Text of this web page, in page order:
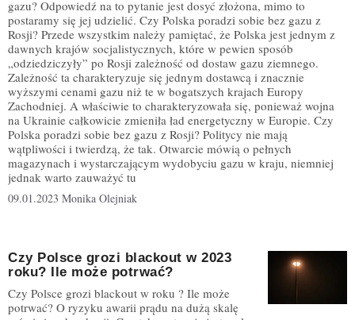
gazu? Odpowiedź na to pytanie jest dosyć złożona, mimo to
postaramy się jej udzielić. Czy Polska poradzi sobie bez gazu z
Rosji? Przede wszystkim należy pamiętać, że Polska jest jednym z
dawnych krajów socjalistycznych, które w pewien sposób
„odziedziczyły” po Rosji zależność od dostaw gazu ziemnego.
Zależność ta charakteryzuje się jednym dostawcą i znacznie
wyższymi cenami gazu niż te w bogatszych krajach Europy
Zachodniej. A właściwie to charakteryzowała się, ponieważ wojna
na Ukrainie całkowicie zmieniła ład energetyczny w Europie. Czy
Polska poradzi sobie bez gazu z Rosji? Politycy nie mają
wątpliwości i twierdzą, że tak. Otwarcie mówią o pełnych
magazynach i wystarczającym wydobyciu gazu w kraju, niemniej
jednak warto zauważyć tu
09.01.2023 Monika Olejniak
Czy Polsce grozi blackout w 2023
roku? Ile może potrwać?
Czy Polsce grozi blackout w roku ? Ile może
potrwać? O ryzyku awarii prądu na dużą skalę